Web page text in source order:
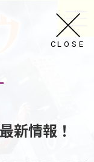
CLOSE
新情報！